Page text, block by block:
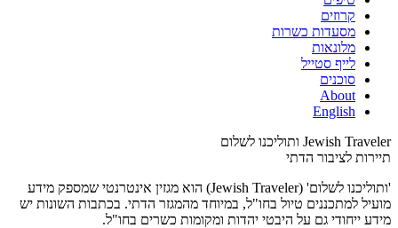
קרוזים
מסעדות כשרות
מלונאות
לייף סטייל
סוכנים
About
English
Jewish Traveler ותוליכנו לשלום
תיירות לציבור הדתי
'ותוליכנו לשלום' (Jewish Traveler) הוא מגזין אינטרנטי שמספק מידע
מועיל למתכננים טיול בחו"ל, במיוחד מהמגזר הדתי. בכתבות השונות יש
מידע ייחודי גם על היבטי יהדות ומקומות כשרים בחו"ל.